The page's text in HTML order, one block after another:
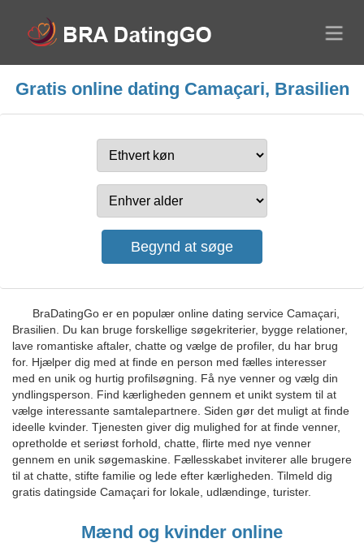
Gratis online dating Camaçari, Brasilien
BraDatingGo er en populær online dating service Camaçari,
Brasilien. Du kan bruge forskellige søgekriterier, bygge relationer,
lave romantiske aftaler, chatte og vælge de profiler, du har brug
for. Hjælper dig med at finde en person med fælles interesser
med en unik og hurtig profilsøgning. Få nye venner og vælg din
yndlingsperson. Find kærligheden gennem et unikt system til at
vælge interessante samtalepartnere. Siden gør det muligt at finde
ideelle kvinder. Tjenesten giver dig mulighed for at finde venner,
opretholde et seriøst forhold, chatte, flirte med nye venner
gennem en unik søgemaskine. Fællesskabet inviterer alle brugere
til at chatte, stifte familie og lede efter kærligheden. Tilmeld dig
gratis datingside Camaçari for lokale, udlændinge, turister.
Mænd og kvinder online